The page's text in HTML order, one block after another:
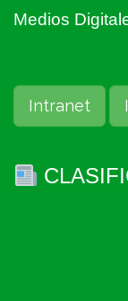
Medios
Intranet